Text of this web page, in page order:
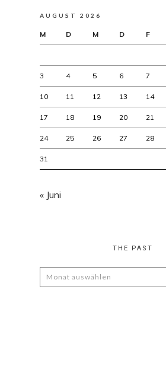
AUGUST 2026
M D M D F
3 4 5 6 7
10 11 12 13 14
17 18 19 20 21
24 25 26 27 28
31
« Juni
THE PAST
The
Past